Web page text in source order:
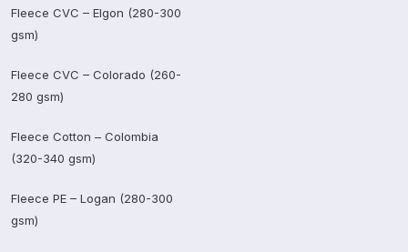
Fleece CVC – Elgon (280-300
gsm)
Fleece CVC – Colorado (260-
280 gsm)
Fleece Cotton – Colombia
(320-340 gsm)
Fleece PE – Logan (280-300
gsm)